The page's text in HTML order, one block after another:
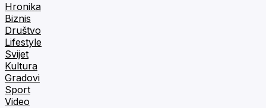
Hronika
Biznis
Društvo
Lifestyle
Svijet
Kultura
Gradovi
Sport
Video